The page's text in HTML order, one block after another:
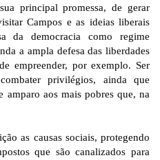
principal promessa, de gerar
Campos e as ideias liberais
da democracia como regime
a ampla defesa das liberdades
empreender, por exemplo. Ser
privilégios, ainda que
amparo aos mais pobres que, na
as causas sociais, protegendo
que são canalizados para